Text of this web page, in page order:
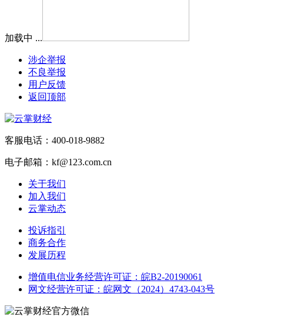
加载中 ...
涉企举报
不良举报
用户反馈
返回顶部
客服电话：400-018-9882
电子邮箱：kf@123.com.cn
关于我们
加入我们
云掌动态
投诉指引
商务合作
发展历程
增值电信业务经营许可证：皖B2-20190061
网文经营许可证：皖网文（2024）4743-043号